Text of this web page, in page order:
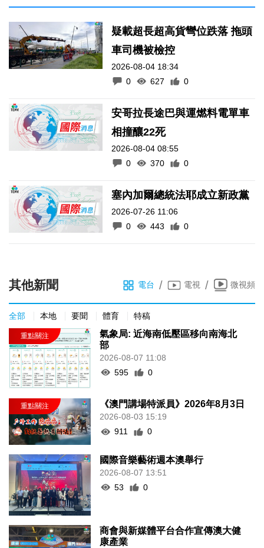
疑載超長超高貨彎位跌落 拖頭
車司機被檢控
2026-08-04 18:34
0
627 0
安哥拉長途巴與運燃料電單車
相撞釀22死
2026-08-04 08:55
0
370 0
塞內加爾總統法耶成立新政黨
2026-07-26 11:06
0
443 0
其他新聞 電台 / 電視 / 微視頻
全部 本地 要聞 體育 特稿
氣象局: 近海南低壓區移向南海北
部
2026-08-07 11:08
595
0
《澳門講場特派員》2026年8月3日
2026-08-03 15:19
911
0
國際音樂藝術週本澳舉行
2026-08-07 13:51
53
0
商會與新媒體平台合作宣傳澳大健
康產業